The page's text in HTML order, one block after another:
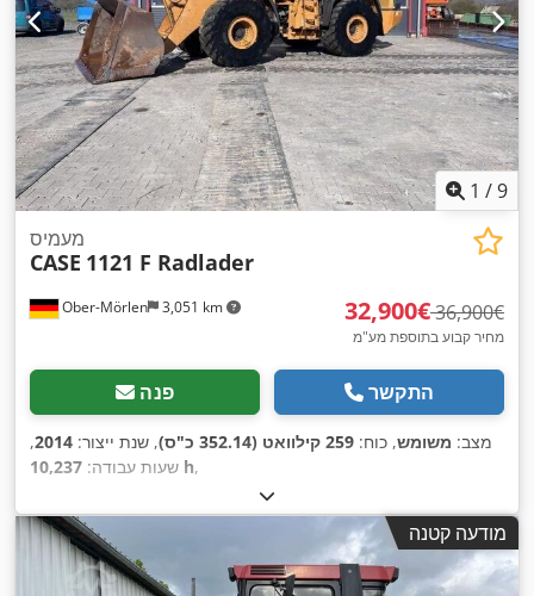
1 /9
Ober-Mörlen 3,051 km
מעמיס
CASE 1121 F Radlader
‏32,900 ‏€ ‏36,900 ‏€
מחיר קבוע בתוספת מע"מ
פנה התקשר
מצב: משומש, כוח: 259 קילוואט (352.14 כ"ס) , שנת ייצור: 2014
,
שעות עבודה: 10,237 h,
מודעה קטנה